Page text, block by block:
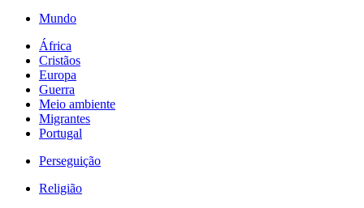
Mundo
África
Cristãos
Europa
Guerra
Meio ambiente
Migrantes
Portugal
Perseguição
Religião